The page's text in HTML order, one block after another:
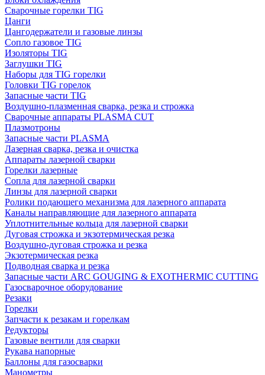
Сварочные горелки TIG
Цанги
Цангодержатели и газовые линзы
Сопло газовое TIG
Изоляторы TIG
Заглушки TIG
Наборы для TIG горелки
Головки TIG горелок
Запасные части TIG
Воздушно-плазменная сварка, резка и строжка
Сварочные аппараты PLASMA CUT
Плазмотроны
Запасные части PLASMA
Лазерная сварка, резка и очистка
Аппараты лазерной сварки
Горелки лазерные
Сопла для лазерной сварки
Линзы для лазерной сварки
Ролики подающего механизма для лазерного аппарата
Каналы направляющие для лазерного аппарата
Уплотнительные кольца для лазерной сварки
Дуговая строжка и экзотермическая резка
Воздушно-дуговая строжка и резка
Экзотермическая резка
Подводная сварка и резка
Запасные части ARC GOUGING & EXOTHERMIC CUTTING
Газосварочное оборудование
Резаки
Горелки
Запчасти к резакам и горелкам
Редукторы
Газовые вентили для сварки
Рукава напорные
Баллоны для газосварки
Манометры